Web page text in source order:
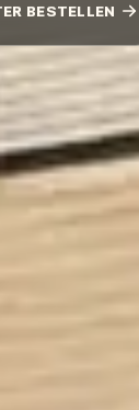
BESTELLEN